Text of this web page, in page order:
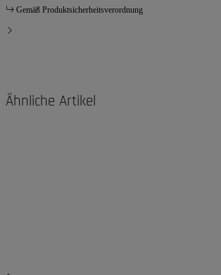
Gemäß Produktsicherheitsverordnung
Ähnliche Artikel